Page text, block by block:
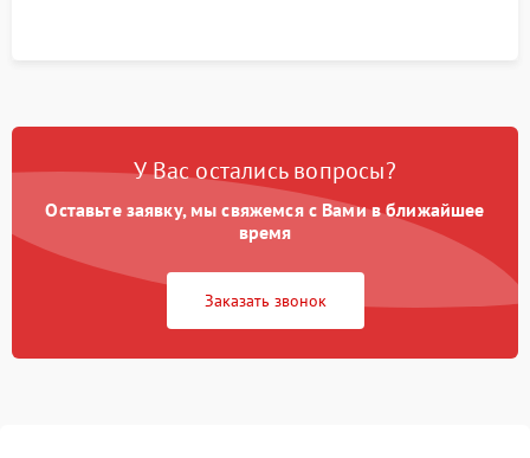
У Вас остались вопросы?
Оставьте заявку, мы свяжемся с Вами в ближайшее
время
Заказать звонок